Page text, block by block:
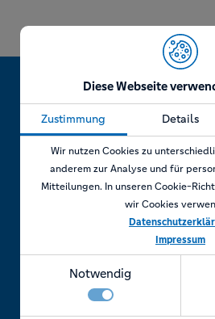
Diese Webseite
Zustimmung Details
Wir nutzen Cookies zu
anderem zur Analyse und für
Mitteilungen. In unseren Cookie-
wir Cookies
Impressum
Notwendig
Jetzt Termin
Telefonisch
+49 7841 69 11880